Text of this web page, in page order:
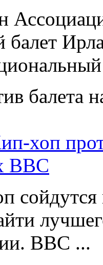
хоп
ВВС
сойдутся
BBC ...